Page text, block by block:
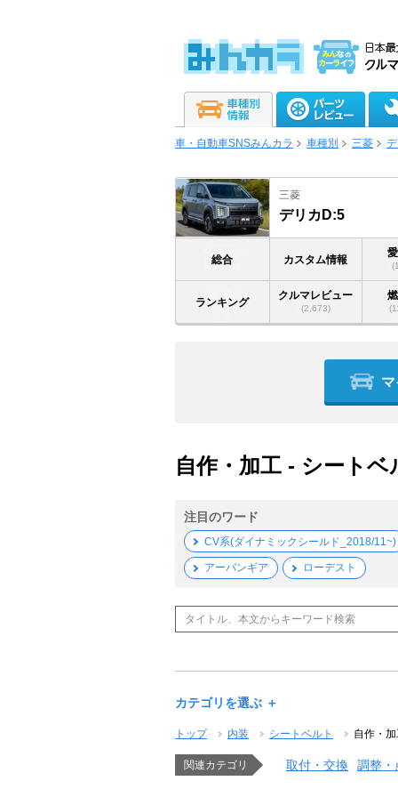
車・自動車SNSみんカラ 車種別 三菱
三菱
デリカD:5
総合 カスタム情報
ランキング
クルマレビュー
(2,673)
自作・加工 - シートベ
注目のワード
CV系(ダイナミックシールド_2018/11~)
アーバンギア ローデスト
カテゴリを選ぶ ＋
トップ 内装 シートベルト 自作・
関連カテゴリ 取付・交換 調整・